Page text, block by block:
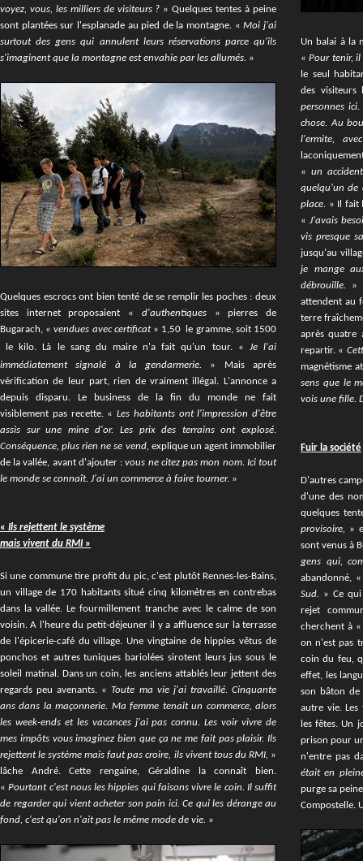
voyez, vous, les milliers de visiteurs ? » Quelques tentes à peine
sont plantées sur l'esplanade au pied de la montagne. « Moi j'ai
surtout des gens qui annulent leurs réservations parce qu'ils
s'imaginent que la montagne est envahie par les allumés. »
Quelques escrocs ont bien tenté de se remplir les poches : deux
sites internet proposaient « d'authentiques
» pierres de
Bugarach, « vendues avec certificat » 1,50  le gramme, soit 1500
 le kilo. Là le sang du maire n'a fait qu'un tour. « Je l'ai
immédiatement signalé à la gendarmerie. » Mais après
vérification de leur part, rien de vraiment illégal. L'annonce a
depuis disparu. Le business de la fin du monde ne fait
visiblement pas recette. « Les habitants ont l'impression d'être
assis sur une mine d'or. Les prix des terrains ont explosé.
Conséquence, plus rien ne se vend, explique un agent immobilier
de la vallée, avant d'ajouter :vous ne citez pas mon nom. Ici tout
le monde se connaît. J'ai un commerce à faire tourner. »
« Ils rejettent le système
mais vivent du RMI »
Si une commune tire profit du pic, c'est plutôt Rennes-les-Bains,
un village de 170 habitants situé cinq kilomètres en contrebas
dans la vallée. Le fourmillement tranche avec le calme de son
voisin. A l'heure du petit-déjeuner il y a affluence sur la terrasse
de l'épicerie-café du village. Une vingtaine de hippies vêtus de
ponchos et autres tuniques bariolées sirotent leurs jus sous le
soleil matinal. Dans un coin, les anciens attablés leur jettent des
regards peu avenants. « Toute ma vie j'ai travaillé. Cinquante
ans dans la maçonnerie. Ma femme tenait un commerce, alors
les week-ends et les vacances j'ai pas connu. Les voir vivre de
mes impôts vous imaginez bien que ça ne me fait pas plaisir. Ils
rejettent le système mais faut pas croire, ils vivent tous du RMI, »
lâche André. Cette rengaine, Géraldine la connaît bien.
« Pourtant c'est nous les hippies qui faisons vivre le coin. Il suffit
de regarder qui vient acheter son pain ici. Ce qui les dérange au
fond, c'est qu'on n'ait pas le même mode de vie. »
Un balai à la
« Pour tenir,
le seul
des visiteurs
personnes
chose. Au
l'ermite,
« un
quelqu'un de
place. » Il fait
« J'avais
vis presque
jusqu'au
je mange
débrouille. »
attendent au
terre
après quatre
repartir. «
magnétisme
sens que le
vois une fille.
Fuir la société
D'autres
d'une des
quelques
provisoire, »
sont venus à
gens qui,
abandonné, «
Sud. » Ce
rejet
cherchent à «
on n'est pas
coin du feu,
effet, les
son bâton de
autre vie. Les
les fêtes. Un
prison pour
n'entre pas
était en
purge sa
Compostelle.